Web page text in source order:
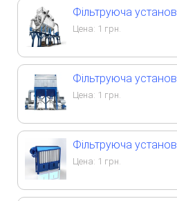
Фільтруюча
Цена: 1 грн.
Фільтруюча
Цена: 1 грн.
Фільтруюча
Цена: 1 грн.